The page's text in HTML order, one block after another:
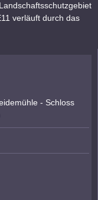
verläuft durch das
- Schloss